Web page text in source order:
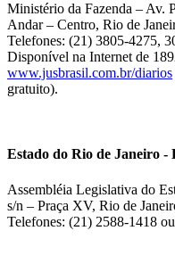
Ministério da Fazenda – Av.
Andar – Centro, Rio de
Telefones: (21) 3805-4275,
Disponível na Internet de
www.jusbrasil.com.br/diarios
gratuito).
Estado do Rio de Janeiro -
Assembléia Legislativa do
s/n – Praça XV, Rio de
Telefones: (21) 2588-1418